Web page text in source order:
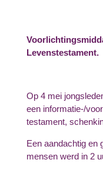
Levenstestament.
Op 4 mei
een informatie-/
testament,
Een aandachtig en
mensen werd in 2